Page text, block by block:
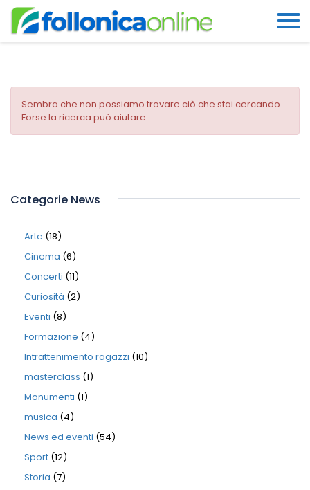
Sembra che non possiamo trovare ciò che stai cercando.
Forse la ricerca può aiutare.
Categorie News
Arte (18)
Cinema (6)
Concerti (11)
Curiosità (2)
Eventi (8)
Formazione (4)
Intrattenimento ragazzi (10)
masterclass (1)
Monumenti (1)
musica (4)
News ed eventi (54)
Sport (12)
Storia (7)